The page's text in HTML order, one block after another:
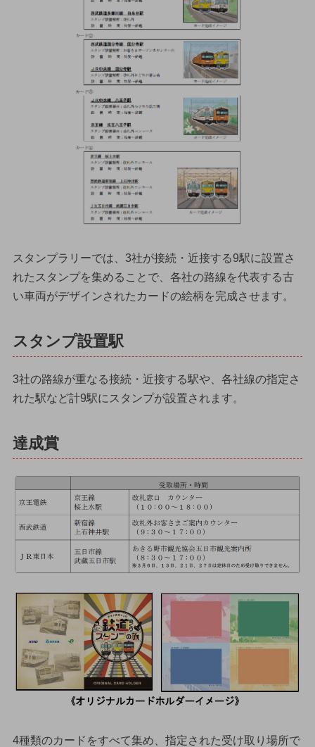
スタンプラリーでは、3社が接続・近接する9駅に設置さ
れたスタンプを集めることで、各社の路線を代表する古
い車両がデザインされたカードの絵柄を完成させます。
スタンプ設置駅
3社の路線が重なる接続・近接する駅や、各社線の指定さ
れた駅など計9駅にスタンプが設置されます。
達成賞
4種類のカードをすべて集め、指定された受け取り場所で